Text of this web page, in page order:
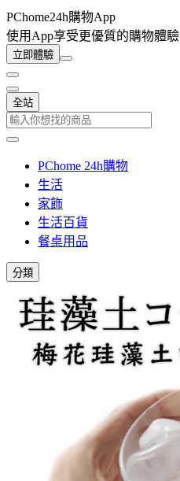
PChome24h購物App
使用App享受更優質的購物體驗
立即體驗
全站
PChome 24h購物
生活
家飾
生活百貨
餐桌用品
分類